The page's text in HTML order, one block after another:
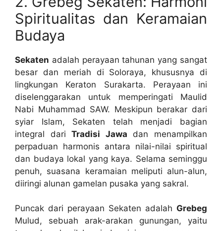
Spiritualitas dan Keramaian
Budaya
Sekaten adalah perayaan tahunan yang sangat
besar dan meriah di Soloraya, khususnya di
lingkungan Keraton Surakarta. Perayaan ini
diselenggarakan untuk memperingati Maulid
Nabi Muhammad SAW. Meskipun berakar dari
syiar Islam, Sekaten telah menjadi bagian
integral dariTradisi Jawa dan menampilkan
perpaduan harmonis antara nilai-nilai spiritual
dan budaya lokal yang kaya. Selama seminggu
penuh, suasana keramaian meliputi alun-alun,
diiringi alunan gamelan pusaka yang sakral.
Puncak dari perayaan Sekaten adalah Grebeg
Mulud, sebuah arak-arakan gunungan, yaitu